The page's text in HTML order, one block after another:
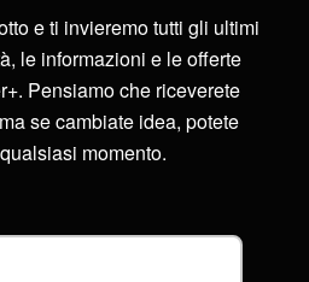
e ti invieremo tutti gli ultimi
le informazioni e le offerte
Pensiamo che riceverete
se cambiate idea, potete
momento.